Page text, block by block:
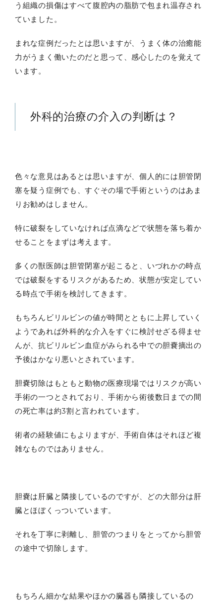
う組織の損傷はすべて腹腔内の脂肪で包まれ温存され
ていました。
まれな症例だったとは思いますが、うまく体の治癒能
力がうまく働いたのだと思って、感心したのを覚えて
います。
外科的治療の介入の判断は？
色々な意見はあるとは思いますが、個人的には胆管閉
塞を疑う症例でも、すぐその場で手術というのはあま
りお勧めはしません。
特に破裂をしていなければ点滴などで状態を落ち着か
せることをまずは考えます。
多くの獣医師は胆管閉塞が起こると、いづれかの時点
では破裂をするリスクがあるため、状態が安定してい
る時点で手術を検討してきます。
もちろんビリルビンの値が時間とともに上昇していく
ようであれば外科的な介入をすぐに検討せざる得ませ
んが、抗ビリルビン血症がみられる中での胆嚢摘出の
予後はかなり悪いとされています。
胆嚢切除はもともと動物の医療現場ではリスクが高い
手術の一つとされており、手術から術後数日までの間
の死亡率は約3割と言われています。
術者の経験値にもよりますが、手術自体はそれほど複
雑なものではありません。
胆嚢は肝臓と隣接しているのですが、どの大部分は肝
臓とほぼくっついています。
それを丁寧に剥離し、胆管のつまりをとってから胆管
の途中で切除します。
もちろん細かな結果やほかの臓器も隣接しているの